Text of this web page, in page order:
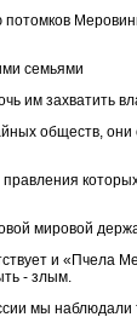
семьями
им захватить
обществ,
мировой
и «Пчела
- злым.
мы